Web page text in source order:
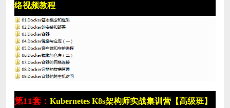
络视频教程
第11套： Kubernetes K8s架构师实战集训营【高级班】